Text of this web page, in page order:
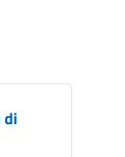
di